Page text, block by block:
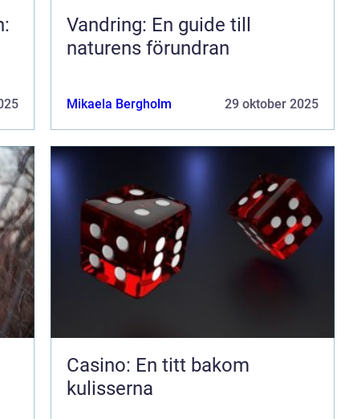
Vandring: En guide till
naturens förundran
Mikaela Bergholm 29 oktober 2025
Casino: En titt bakom
kulisserna